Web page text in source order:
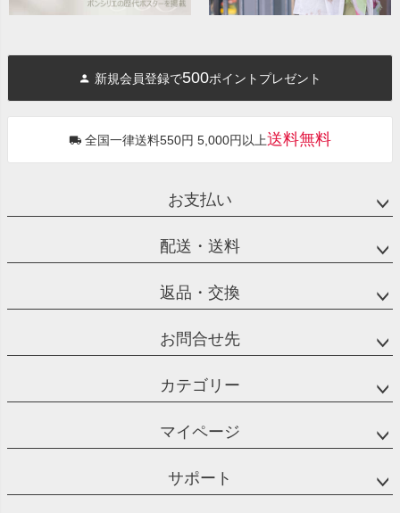
新規会員登録で500ポイントプレゼント
全国一律送料550円 5,000円以上送料無料
お支払い
配送・送料
返品・交換
お問合せ先
カテゴリー
マイページ
サポート